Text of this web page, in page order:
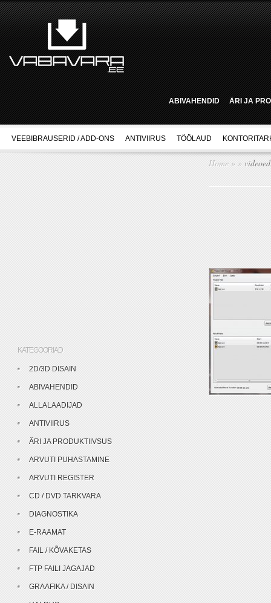
ABIVAHENDID ÄRI JA
VEEBIBRAUSERID / ADD-ONS ANTIVIIRUS TÖÖLAUD
Home » »
KATEGOORIAD
2D/3D DISAIN
ABIVAHENDID
ALLALAADIJAD
ANTIVIIRUS
ÄRI JA PRODUKTIIVSUS
ARVUTI PUHASTAMINE
ARVUTI REGISTER
CD / DVD TARKVARA
DIAGNOSTIKA
E-RAAMAT
FAIL / KÕVAKETAS
FTP FAILI JAGAJAD
GRAAFIKA / DISAIN